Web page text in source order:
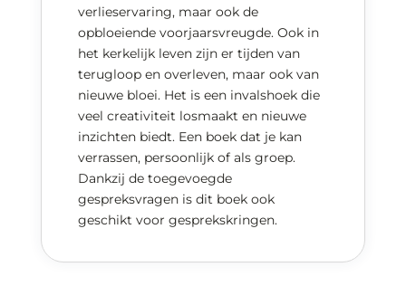
verlieservaring, maar ook de
opbloeiende voorjaarsvreugde. Ook in
het kerkelijk leven zijn er tijden van
terugloop en overleven, maar ook van
nieuwe bloei. Het is een invalshoek die
veel creativiteit losmaakt en nieuwe
inzichten biedt. Een boek dat je kan
verrassen, persoonlijk of als groep.
Dankzij de toegevoegde
gespreksvragen is dit boek ook
geschikt voor gesprekskringen.